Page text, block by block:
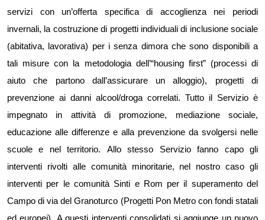
servizi con un’offerta specifica di accoglienza nei periodi
invernali, la costruzione di progetti individuali di inclusione sociale
(abitativa, lavorativa) per i senza dimora che sono disponibili a
tali misure con la metodologia dell’“housing first” (processi di
aiuto che partono dall’assicurare un alloggio), progetti di
prevenzione ai danni alcool/droga correlati. Tutto il Servizio è
impegnato in attività di promozione, mediazione sociale,
educazione alle differenze e alla prevenzione da svolgersi nelle
scuole e nel territorio. Allo stesso Servizio fanno capo gli
interventi rivolti alle comunità minoritarie, nel nostro caso gli
interventi per le comunità Sinti e Rom per il superamento del
Campo di via del Granoturco (Progetti Pon Metro con fondi statali